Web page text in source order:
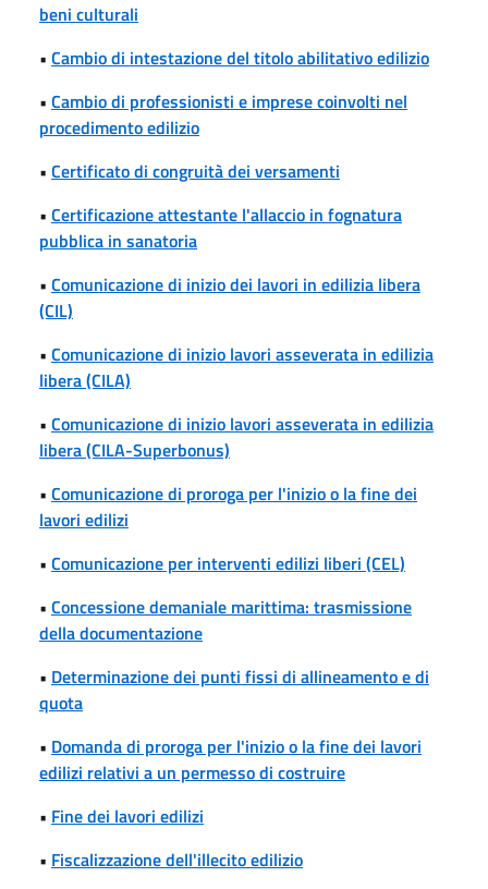
beni culturali
• Cambio di intestazione del titolo abilitativo edilizio
• Cambio di professionisti e imprese coinvolti nel
procedimento edilizio
• Certificato di congruità dei versamenti
• Certificazione attestante l'allaccio in fognatura
pubblica in sanatoria
• Comunicazione di inizio dei lavori in edilizia libera
(CIL)
• Comunicazione di inizio lavori asseverata in edilizia
libera (CILA)
• Comunicazione di inizio lavori asseverata in edilizia
libera (CILA-Superbonus)
• Comunicazione di proroga per l'inizio o la fine dei
lavori edilizi
• Comunicazione per interventi edilizi liberi (CEL)
• Concessione demaniale marittima: trasmissione
della documentazione
• Determinazione dei punti fissi di allineamento e di
quota
• Domanda di proroga per l'inizio o la fine dei lavori
edilizi relativi a un permesso di costruire
• Fine dei lavori edilizi
• Fiscalizzazione dell'illecito edilizio